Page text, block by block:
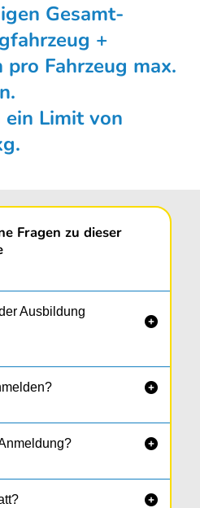
Gesamt­
+
Fahrzeug max.
Limit von
Fragen zu dieser
Ausbildung



